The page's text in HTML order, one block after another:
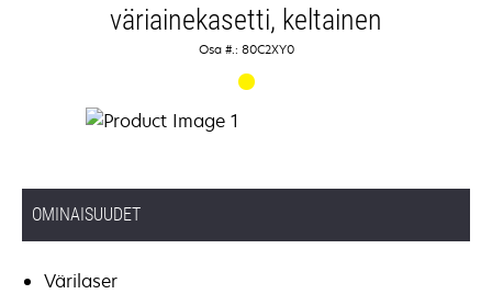
väriainekasetti, keltainen
Osa #.: 80C2XY0
OMINAISUUDET
Värilaser